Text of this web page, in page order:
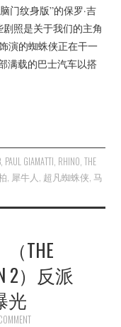
门纹身版”的保罗·吉
照是关于我们的主角
演的蜘蛛侠正在干一
满载的巴士汽车以搭
, PAUL GIAMATTI, RHINO, THE
, 犀牛人, 超凡蜘蛛侠, 马
THE
2）反派
光